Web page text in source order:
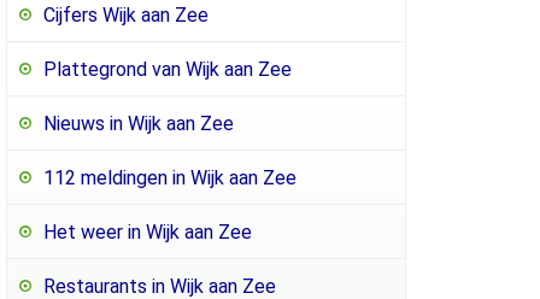
Cijfers Wijk aan Zee
Plattegrond van Wijk aan Zee
Nieuws in Wijk aan Zee
112 meldingen in Wijk aan Zee
Het weer in Wijk aan Zee
Restaurants in Wijk aan Zee